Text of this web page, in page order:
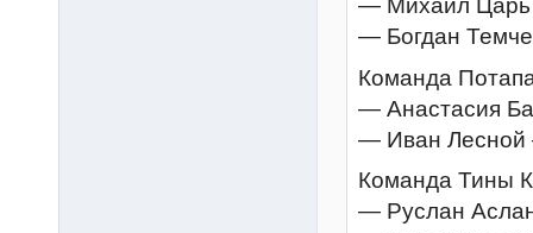
— Михаил
— Богдан
Команда
— Анастасия
— Иван Лесной
Команда Тины
— Руслан